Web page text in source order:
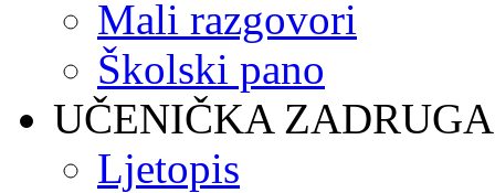
Mali razgovori
Školski pano
UČENIČKA ZADRUGA
Ljetopis